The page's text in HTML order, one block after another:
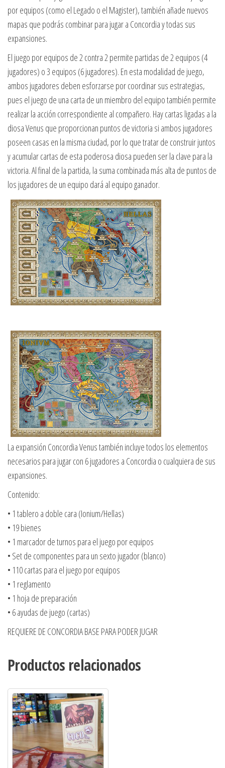
por equipos (como el Legado o el Magister), también añade nuevos
mapas que podrás combinar para jugar a Concordia y todas sus
expansiones.
El juego por equipos de 2 contra 2 permite partidas de 2 equipos (4
jugadores) o 3 equipos (6 jugadores). En esta modalidad de juego,
ambos jugadores deben esforzarse por coordinar sus estrategias,
pues el juego de una carta de un miembro del equipo también permite
realizar la acción correspondiente al compañero. Hay cartas ligadas a la
diosa Venus que proporcionan puntos de victoria si ambos jugadores
poseen casas en la misma ciudad, por lo que tratar de construir juntos
y acumular cartas de esta poderosa diosa pueden ser la clave para la
victoria. Al final de la partida, la suma combinada más alta de puntos de
los jugadores de un equipo dará al equipo ganador.
La expansión Concordia Venus también incluye todos los elementos
necesarios para jugar con 6 jugadores a Concordia o cualquiera de sus
expansiones.
Contenido:
• 1 tablero a doble cara (Ionium/Hellas)
• 19 bienes
• 1 marcador de turnos para el juego por equipos
• Set de componentes para un sexto jugador (blanco)
• 110 cartas para el juego por equipos
• 1 reglamento
• 1 hoja de preparación
• 6 ayudas de juego (cartas)
REQUIERE DE CONCORDIA BASE PARA PODER JUGAR
Productos relacionados